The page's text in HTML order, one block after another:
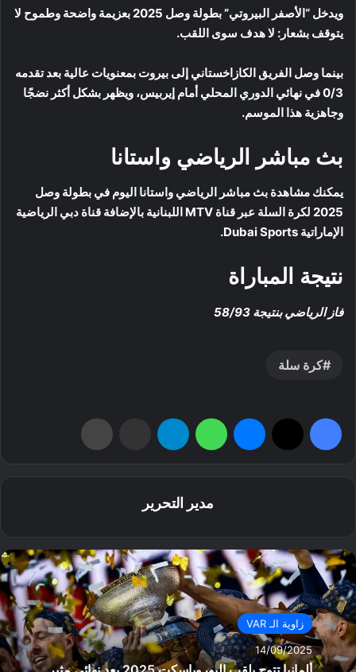
ويدخل “الأصفر البيروتي” بطولة وصل 2025 بعزيمة واضحة وطموح لا
يتوقف بشعار: لا هدف سوى اللقب.
بينما وصل الفريق الكازاخستاني إلى بيروت بمعنويات عالية بعد تقدمه
0/3 في نهائي الدوري المحلي أمام إيربيس، ويظهر بشكل أكثر نضجًا
وجاهزية هذا الموسم.
بث مباشر الرياضي واستانا
يمكنك مشاهدة بث مباشر الرياضي واستانا اليوم في بطولة وصل
2025 لكرة السلة عبر قناة MTV اللبنانية بالإضافة قناة دبي الرياضية
الإماراتية Dubai Sports.
نتيجة المباراة
فاز الرياضي بنتيجة 58/93
كرة سلة
مدير التحرير
زاوية الـ VAR
14/09/2025